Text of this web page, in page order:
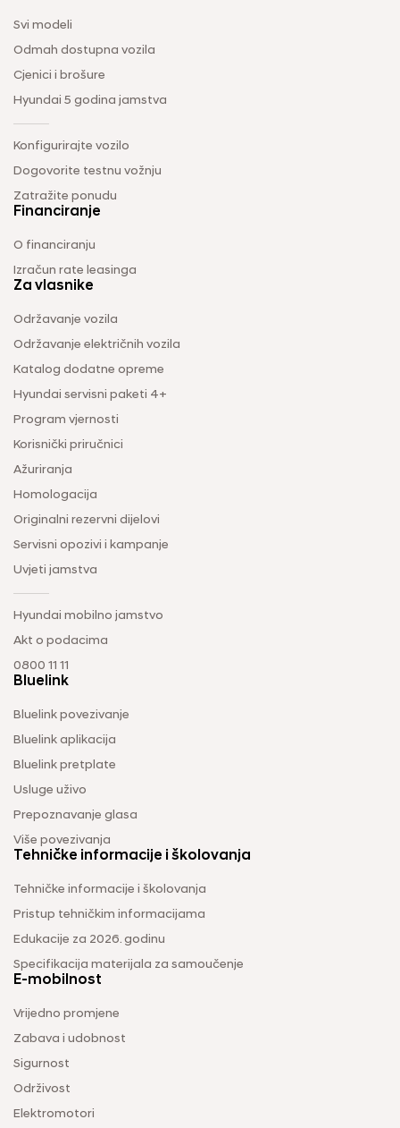
Svi modeli
Odmah dostupna vozila
Cjenici i brošure
Hyundai 5 godina jamstva
Konfigurirajte vozilo
Dogovorite testnu vožnju
Zatražite ponudu
Financiranje
O financiranju
Izračun rate leasinga
Za vlasnike
Održavanje vozila
Održavanje električnih vozila
Katalog dodatne opreme
Hyundai servisni paketi 4+
Program vjernosti
Korisnički priručnici
Ažuriranja
Homologacija
Originalni rezervni dijelovi
Servisni opozivi i kampanje
Uvjeti jamstva
Hyundai mobilno jamstvo
Akt o podacima
0800 11 11
Bluelink
Bluelink povezivanje
Bluelink aplikacija
Bluelink pretplate
Usluge uživo
Prepoznavanje glasa
Više povezivanja
Tehničke informacije i školovanja
Tehničke informacije i školovanja
Pristup tehničkim informacijama
Edukacije za 2026. godinu
Specifikacija materijala za samoučenje
E-mobilnost
Vrijedno promjene
Zabava i udobnost
Sigurnost
Održivost
Elektromotori